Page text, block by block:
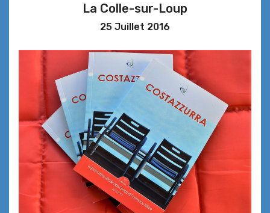
La Colle-sur-Loup
25 Juillet 2016